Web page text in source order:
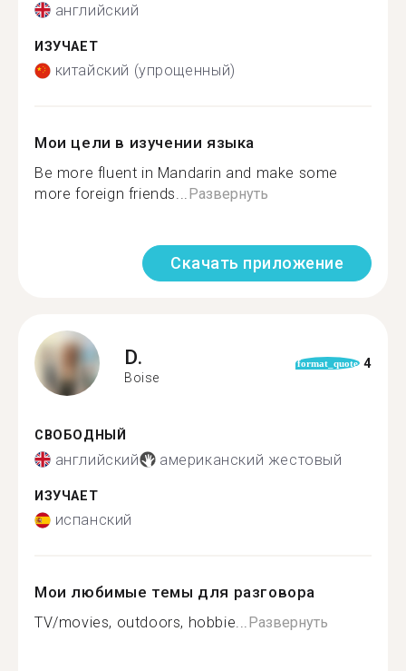
английский
ИЗУЧАЕТ
китайский (упрощенный)
Мои цели в изучении языка
Be more fluent in Mandarin and make some
more foreign friends...Развернуть
Скачать приложение
D.
Boise
format_quote 4
СВОБОДНЫЙ
английский американский жестовый
ИЗУЧАЕТ
испанский
Мои любимые темы для разговора
TV/movies, outdoors, hobbie...Развернуть